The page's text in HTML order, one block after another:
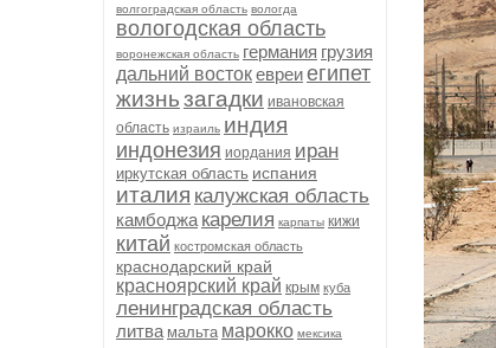
волгоградская область вологда
вологодская область
воронежская область германия грузия
дальний востокевреиегипет
жизньзагадки ивановская
область израиль индия
индонезия иордания иран
иркутская область испания
италия калужская область
камбоджа карелия карпаты кижи
китай костромская область
краснодарский край
красноярский край крым куба
ленинградская область
литва мальта марокко мексика